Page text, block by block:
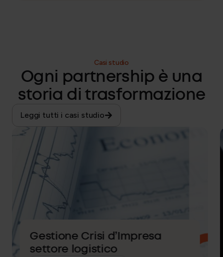
Casi studio
Ogni partnership è una
storia di trasformazione
Leggi tutti i casi studio
Gestione Crisi d’Impresa
settore logistico